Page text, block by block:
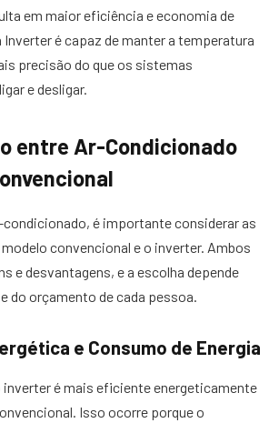
em maior eficiência e economia de
Inverter é capaz de manter a temperatura
precisão do que os sistemas
e desligar.
entre Ar-Condicionado
condicionado, é importante considerar as
convencional e o inverter. Ambos
e desvantagens, e a escolha depende
do orçamento de cada pessoa.
e Consumo de Energia
inverter é mais eficiente energeticamente
Isso ocorre porque o